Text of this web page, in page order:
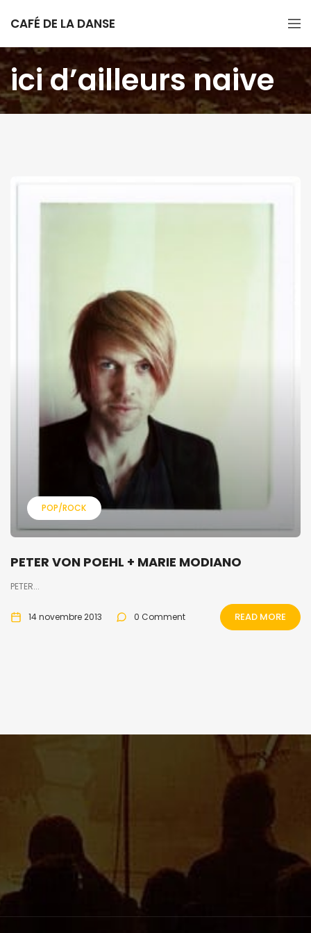
CAFÉ DE LA DANSE
ici d’ailleurs naive
POP/ROCK
PETER VON POEHL + MARIE MODIANO
PETER...
14 novembre 2013 0 Comment READ MORE